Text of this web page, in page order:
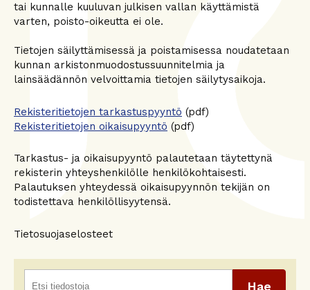
tai kunnalle kuuluvan julkisen vallan käyttämistä
varten, poisto-oikeutta ei ole.
Tietojen säilyttämisessä ja poistamisessa noudatetaan
kunnan arkistonmuodostussuunnitelmia ja
lainsäädännön velvoittamia tietojen säilytysaikoja.
Rekisteritietojen tarkastuspyyntö (pdf)
Rekisteritietojen oikaisupyyntö (pdf)
Tarkastus- ja oikaisupyyntö palautetaan täytettynä
rekisterin yhteyshenkilölle henkilökohtaisesti.
Palautuksen yhteydessä oikaisupyynnön tekijän on
todistettava henkilöllisyytensä.
Tietosuojaselosteet